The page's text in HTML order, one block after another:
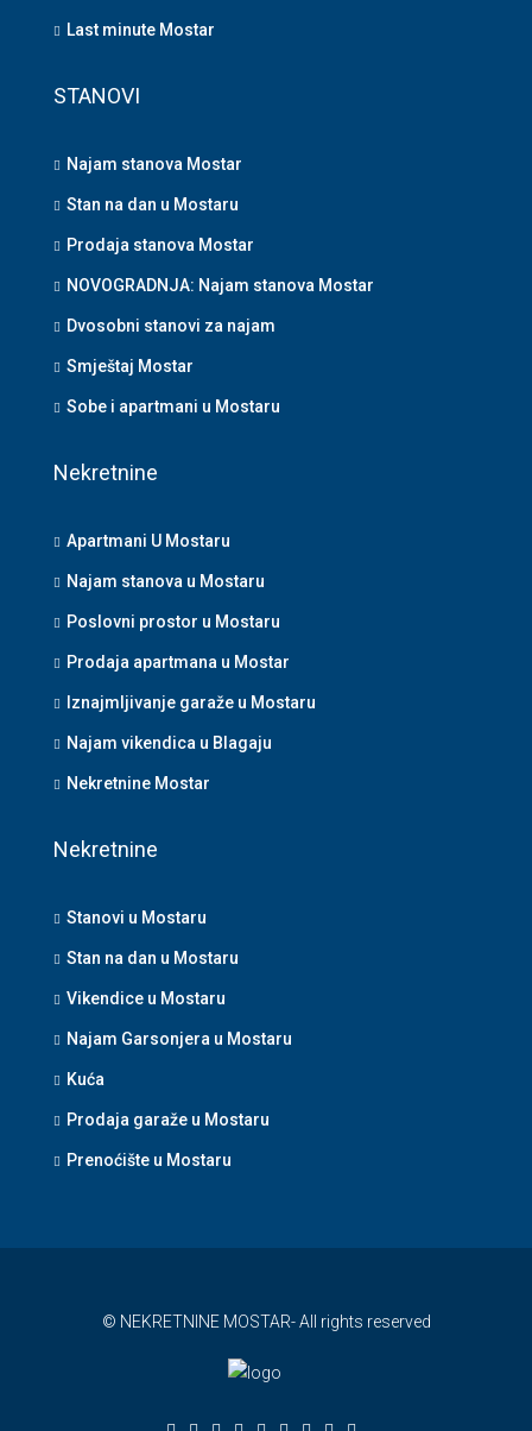
Last minute Mostar
STANOVI
Najam stanova Mostar
Stan na dan u Mostaru
Prodaja stanova Mostar
NOVOGRADNJA: Najam stanova Mostar
Dvosobni stanovi za najam
Smještaj Mostar
Sobe i apartmani u Mostaru
Nekretnine
Apartmani U Mostaru
Najam stanova u Mostaru
Poslovni prostor u Mostaru
Prodaja apartmana u Mostar
Iznajmljivanje garaže u Mostaru
Najam vikendica u Blagaju
Nekretnine Mostar
Nekretnine
Stanovi u Mostaru
Stan na dan u Mostaru
Vikendice u Mostaru
Najam Garsonjera u Mostaru
Kuća
Prodaja garaže u Mostaru
Prenoćište u Mostaru
© NEKRETNINE MOSTAR- All rights reserved